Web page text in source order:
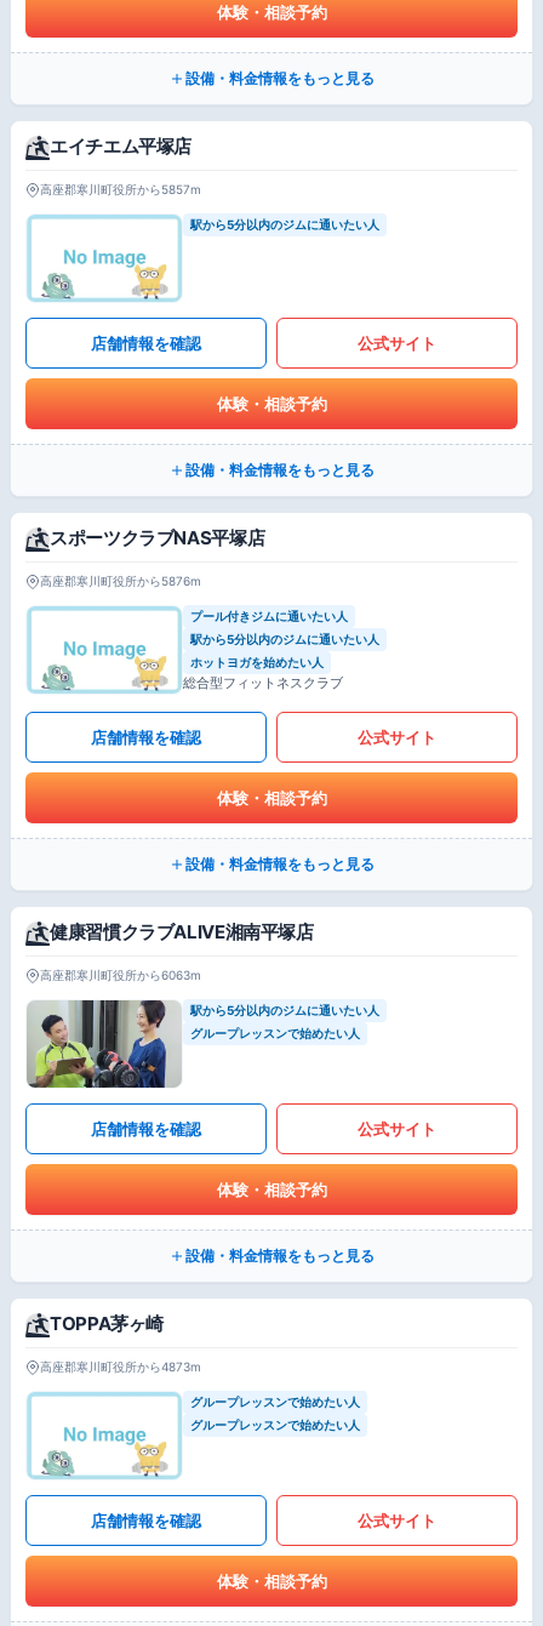
体験・相談予約
設備・料金情報をもっと見る
エイチエム平塚店
高座郡寒川町役所から5857m
駅から5分以内のジムに通いたい人
店舗情報を確認 公式サイト
体験・相談予約
設備・料金情報をもっと見る
スポーツクラブNAS平塚店
高座郡寒川町役所から5876m
プール付きジムに通いたい人
駅から5分以内のジムに通いたい人
ホットヨガを始めたい人
総合型フィットネスクラブ
店舗情報を確認 公式サイト
体験・相談予約
設備・料金情報をもっと見る
健康習慣クラブALIVE湘南平塚店
高座郡寒川町役所から6063m
駅から5分以内のジムに通いたい人
グループレッスンで始めたい人
店舗情報を確認 公式サイト
体験・相談予約
設備・料金情報をもっと見る
TOPPA茅ヶ崎
高座郡寒川町役所から4873m
グループレッスンで始めたい人
グループレッスンで始めたい人
店舗情報を確認 公式サイト
体験・相談予約